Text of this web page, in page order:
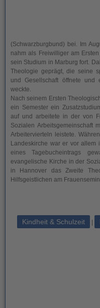
(Schwarzburgbund) bei. Im
nahm als Freiwilliger am
sein Studium in Marburg fort.
Theologie geprägt, die seine
und Gesellschaft öffnete
weckte.
Nach seinem Ersten
ein Semester ein
auf und arbeitete in der von
Sozialen Arbeitsgemeinschaft
Arbeitervierteln leistete.
Landeskirche war er vor allem
eines Tagebucheintrags
evangelische Kirche in der
in Hannover das Zweite
Hilfsgeistlichen am
Kindheit & Schulzeit |